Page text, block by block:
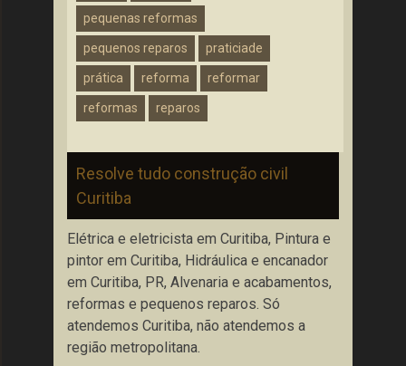
pequenas reformas
pequenos reparos praticiade
prática reforma reformar
reformas reparos
Resolve tudo construção civil
Curitiba
Elétrica e eletricista em Curitiba, Pintura e
pintor em Curitiba, Hidráulica e encanador
em Curitiba, PR, Alvenaria e acabamentos,
reformas e pequenos reparos. Só
atendemos Curitiba, não atendemos a
região metropolitana.